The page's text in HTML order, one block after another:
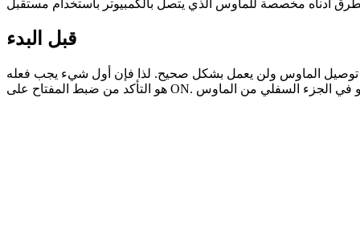
قبل البدء
توصيل الماوس ولن يعمل بشكل صحيح. لذا فإن أول شيء يجب فعله